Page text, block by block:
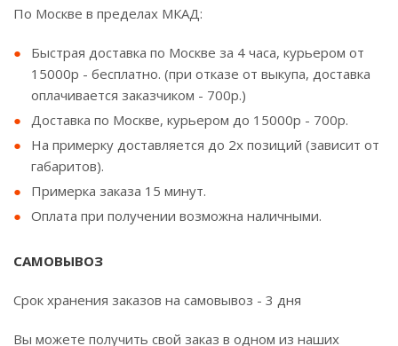
По Москве в пределах МКАД:
Быстрая доставка по Москве за 4 часа, курьером от
15000р - бесплатно. (при отказе от выкупа, доставка
оплачивается заказчиком - 700р.)
Доставка по Москве, курьером до 15000р - 700р.
На примерку доставляется до 2х позиций (зависит от
габаритов).
Примерка заказа 15 минут.
Оплата при получении возможна наличными.
САМОВЫВОЗ
Срок хранения заказов на самовывоз - 3 дня
Вы можете получить свой заказ в одном из наших